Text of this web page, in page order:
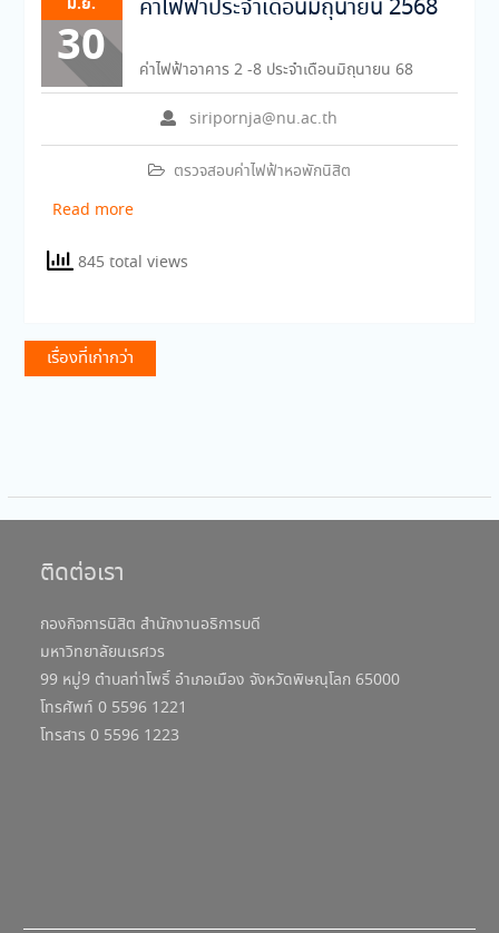
30
ค่าไฟฟ้าประจำเดือนมิถุนายน 2568
siripornja@nu.ac.th
ตรวจสอบค่าไฟฟ้าหอพักนิสิต
ค่าไฟฟ้าอาคาร 2 -8 ประจำเดือนมิถุนายน 68
Read more
845 total views
แนะแนว
เรื่อง
เรื่องที่เก่ากว่า
ติดต่อเรา
กองกิจการนิสิต สำนักงานอธิการบดี
มหาวิทยาลัยนเรศวร
99 หมู่9 ตำบลท่าโพธิ์ อำเภอเมือง จังหวัดพิษณุโลก 65000
โทรศัพท์ 0 5596 1221
โทรสาร 0 5596 1223